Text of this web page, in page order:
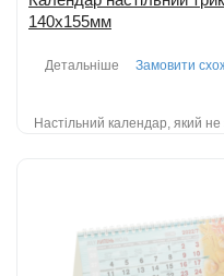
140х155мм
Замовити
Детальніше
Настільний календар, який